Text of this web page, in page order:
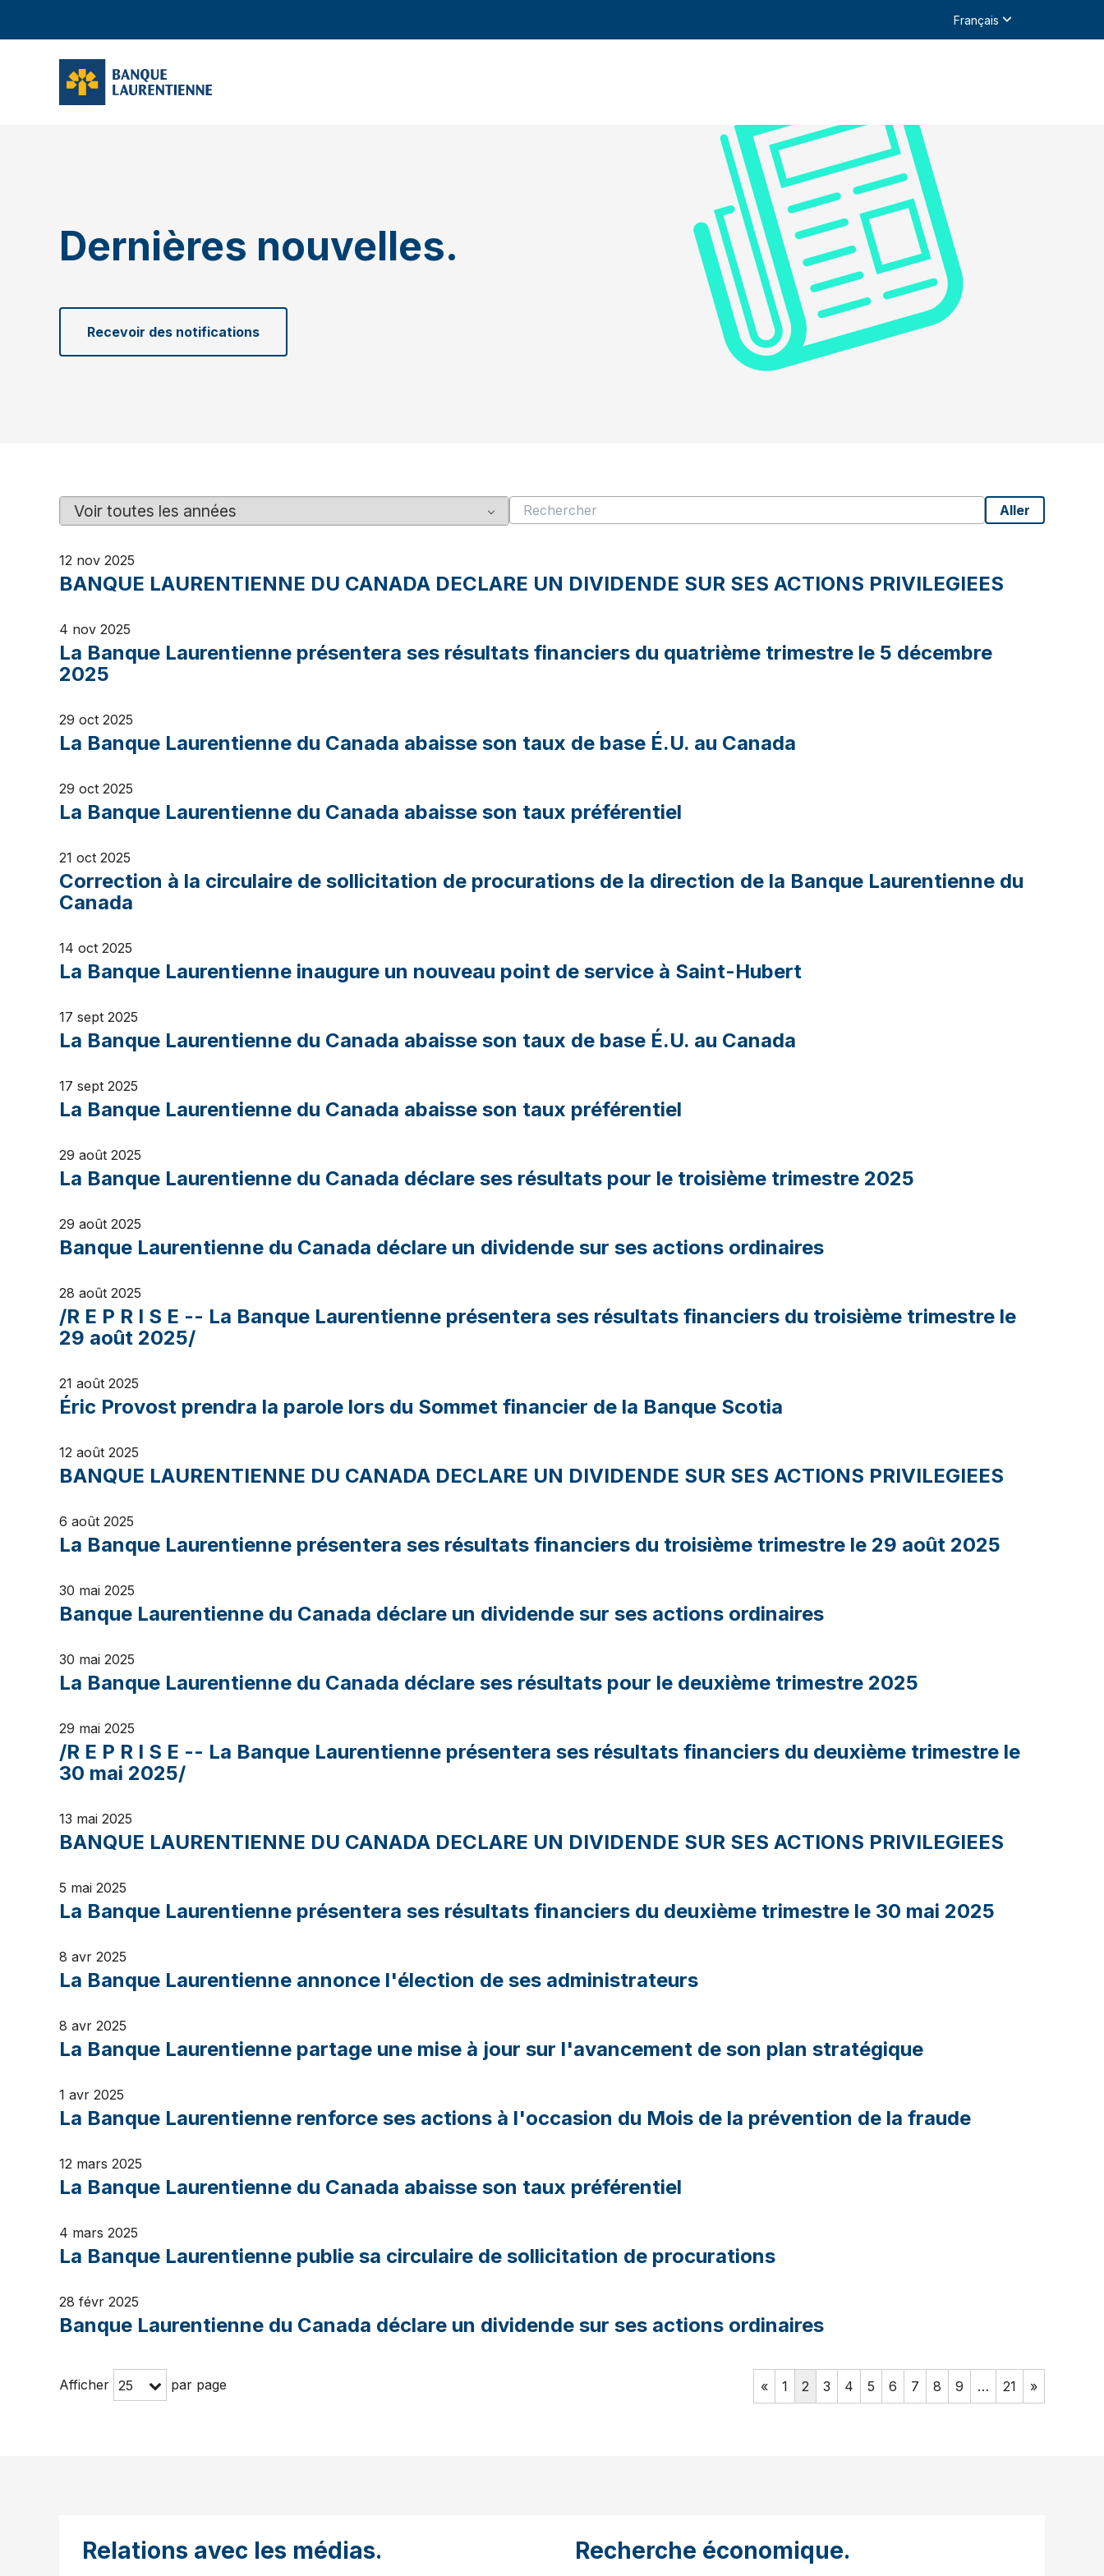
Français
Dernières nouvelles.
Recevoir des notifications
e
r
o
s
c
é
Aller
12 nov 2025
BANQUE LAURENTIENNE DU CANADA DECLARE UN DIVIDENDE SUR SES ACTIONS PRIVILEGIEES
4 nov 2025
La Banque Laurentienne présentera ses résultats financiers du quatrième trimestre le 5 décembre
2025
29 oct 2025
La Banque Laurentienne du Canada abaisse son taux de base É.U. au Canada
29 oct 2025
La Banque Laurentienne du Canada abaisse son taux préférentiel
21 oct 2025
Correction à la circulaire de sollicitation de procurations de la direction de la Banque Laurentienne du
Canada
14 oct 2025
La Banque Laurentienne inaugure un nouveau point de service à Saint-Hubert
17 sept 2025
La Banque Laurentienne du Canada abaisse son taux de base É.U. au Canada
17 sept 2025
La Banque Laurentienne du Canada abaisse son taux préférentiel
29 août 2025
La Banque Laurentienne du Canada déclare ses résultats pour le troisième trimestre 2025
29 août 2025
Banque Laurentienne du Canada déclare un dividende sur ses actions ordinaires
28 août 2025
/R E P R I S E -- La Banque Laurentienne présentera ses résultats financiers du troisième trimestre le
29 août 2025/
21 août 2025
Éric Provost prendra la parole lors du Sommet financier de la Banque Scotia
12 août 2025
BANQUE LAURENTIENNE DU CANADA DECLARE UN DIVIDENDE SUR SES ACTIONS PRIVILEGIEES
6 août 2025
La Banque Laurentienne présentera ses résultats financiers du troisième trimestre le 29 août 2025
30 mai 2025
Banque Laurentienne du Canada déclare un dividende sur ses actions ordinaires
30 mai 2025
La Banque Laurentienne du Canada déclare ses résultats pour le deuxième trimestre 2025
29 mai 2025
/R E P R I S E -- La Banque Laurentienne présentera ses résultats financiers du deuxième trimestre le
30 mai 2025/
13 mai 2025
BANQUE LAURENTIENNE DU CANADA DECLARE UN DIVIDENDE SUR SES ACTIONS PRIVILEGIEES
5 mai 2025
La Banque Laurentienne présentera ses résultats financiers du deuxième trimestre le 30 mai 2025
8 avr 2025
La Banque Laurentienne annonce l'élection de ses administrateurs
8 avr 2025
La Banque Laurentienne partage une mise à jour sur l'avancement de son plan stratégique
1 avr 2025
La Banque Laurentienne renforce ses actions à l'occasion du Mois de la prévention de la fraude
12 mars 2025
La Banque Laurentienne du Canada abaisse son taux préférentiel
4 mars 2025
La Banque Laurentienne publie sa circulaire de sollicitation de procurations
28 févr 2025
Banque Laurentienne du Canada déclare un dividende sur ses actions ordinaires
Afficher 25 par page « 1 2 3 4 5 6 7 8 9 … 21 »
Relations avec les médias. Recherche économique.